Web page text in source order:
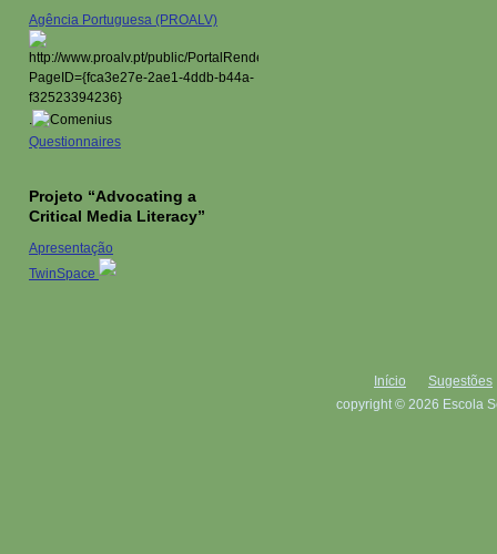
Agência Portuguesa (PROALV)
.
Questionnaires
Projeto “Advocating a
Critical Media Literacy”
Apresentação
TwinSpace
Início
Sugestões
copyright © 2026 Escola